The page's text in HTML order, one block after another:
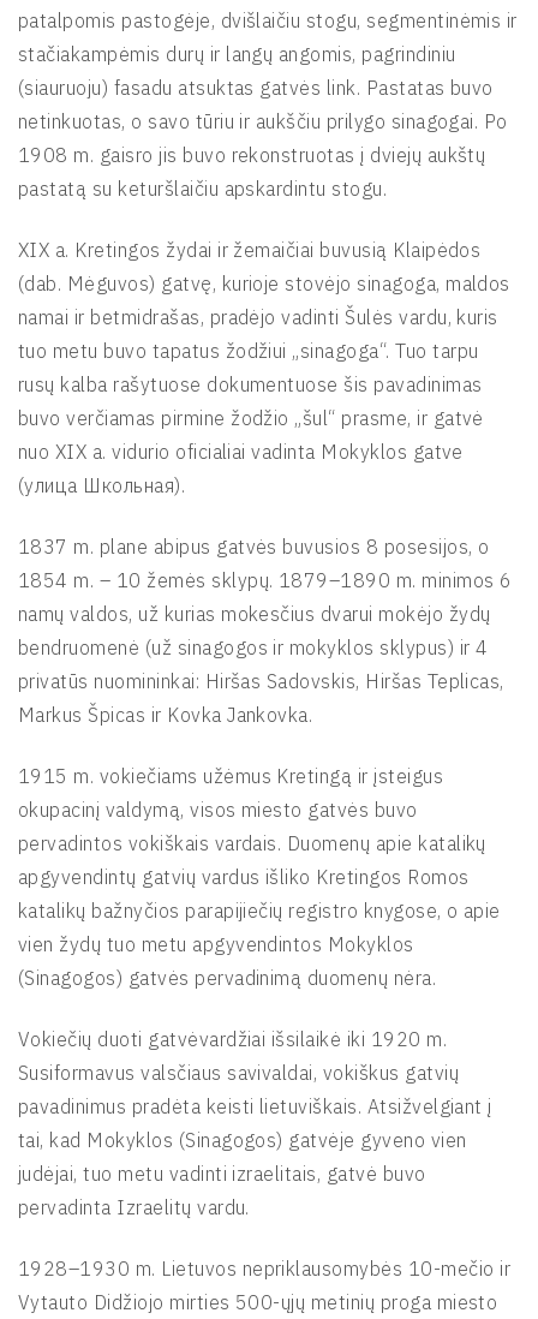
patalpomis pastogėje, dvišlaičiu stogu, segmentinėmis ir
stačiakampėmis durų ir langų angomis, pagrindiniu
(siauruoju) fasadu atsuktas gatvės link. Pastatas buvo
netinkuotas, o savo tūriu ir aukščiu prilygo sinagogai. Po
1908 m. gaisro jis buvo rekonstruotas į dviejų aukštų
pastatą su keturšlaičiu apskardintu stogu.
XIX a. Kretingos žydai ir žemaičiai buvusią Klaipėdos
(dab. Mėguvos) gatvę, kurioje stovėjo sinagoga, maldos
namai ir betmidrašas, pradėjo vadinti Šulės vardu, kuris
tuo metu buvo tapatus žodžiui „sinagoga“. Tuo tarpu
rusų kalba rašytuose dokumentuose šis pavadinimas
buvo verčiamas pirmine žodžio „šul“ prasme, ir gatvė
nuo XIX a. vidurio oficialiai vadinta Mokyklos gatve
(улица Школьная).
1837 m. plane abipus gatvės buvusios 8 posesijos, o
1854 m. – 10 žemės sklypų. 1879–1890 m. minimos 6
namų valdos, už kurias mokesčius dvarui mokėjo žydų
bendruomenė (už sinagogos ir mokyklos sklypus) ir 4
privatūs nuomininkai: Hiršas Sadovskis, Hiršas Teplicas,
Markus Špicas ir Kovka Jankovka.
1915 m. vokiečiams užėmus Kretingą ir įsteigus
okupacinį valdymą, visos miesto gatvės buvo
pervadintos vokiškais vardais. Duomenų apie katalikų
apgyvendintų gatvių vardus išliko Kretingos Romos
katalikų bažnyčios parapijiečių registro knygose, o apie
vien žydų tuo metu apgyvendintos Mokyklos
(Sinagogos) gatvės pervadinimą duomenų nėra.
Vokiečių duoti gatvėvardžiai išsilaikė iki 1920 m.
Susiformavus valsčiaus savivaldai, vokiškus gatvių
pavadinimus pradėta keisti lietuviškais. Atsižvelgiant į
tai, kad Mokyklos (Sinagogos) gatvėje gyveno vien
judėjai, tuo metu vadinti izraelitais, gatvė buvo
pervadinta Izraelitų vardu.
1928–1930 m. Lietuvos nepriklausomybės 10-mečio ir
Vytauto Didžiojo mirties 500-ųjų metinių proga miesto